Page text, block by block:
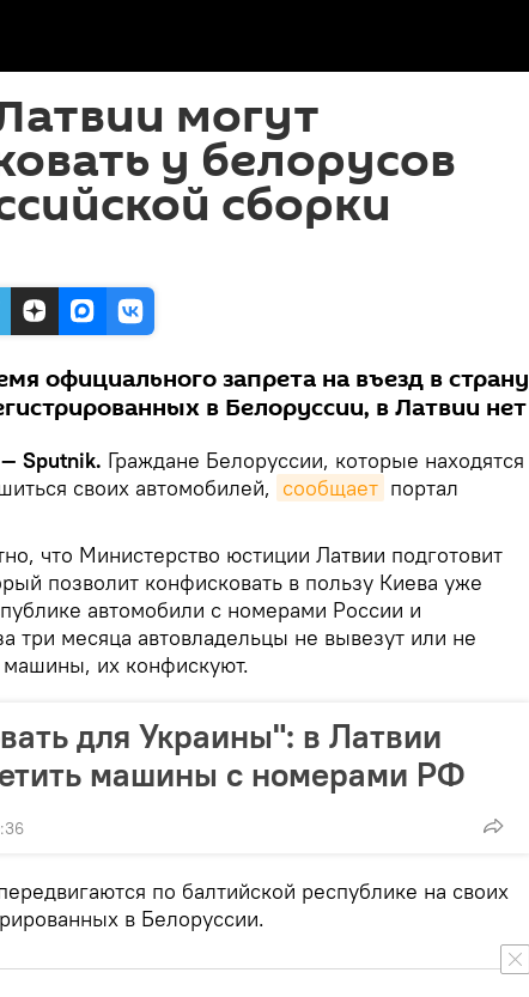
могут
у белорусов
сборки
официального запрета на въезд в страну
в Белоруссии, в Латвии нет
Sputnik. Граждане Белоруссии, которые находятся
своих автомобилей, сообщает портал
что Министерство юстиции Латвии подготовит
позволит конфисковать в пользу Киева уже
автомобили с номерами России и
три месяца автовладельцы не вывезут или не
машины, их конфискуют.
для Украины": в Латвии
машины с номерами РФ
по балтийской республике на своих
в Белоруссии.